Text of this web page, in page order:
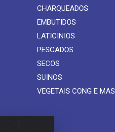
CHARQUEADOS
EMBUTIDOS
LATICINIOS
PESCADOS
SECOS
SUINOS
VEGETAIS CONG E